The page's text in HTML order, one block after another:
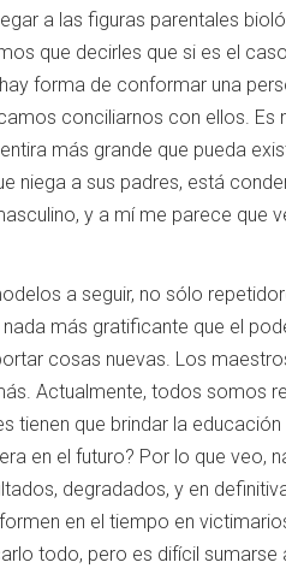
a las figuras parentales
que decirles que si es el
forma de conformar una
conciliarnos con ellos. Es
más grande que pueda
niega a sus padres, está
y a mí me parece que
a seguir, no sólo
más gratificante que el
cosas nuevas. Los
Actualmente, todos somos
tienen que brindar la
en el futuro? Por lo que veo,
degradados, y en
en el tiempo en
todo, pero es difícil sumarse